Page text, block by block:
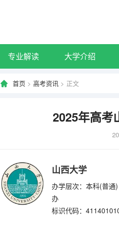
专业解读 大学介绍
首页 > 高考资讯 > 正文
2025年高考
山西大学
办学层次：本科(普通)
办
标识代码：